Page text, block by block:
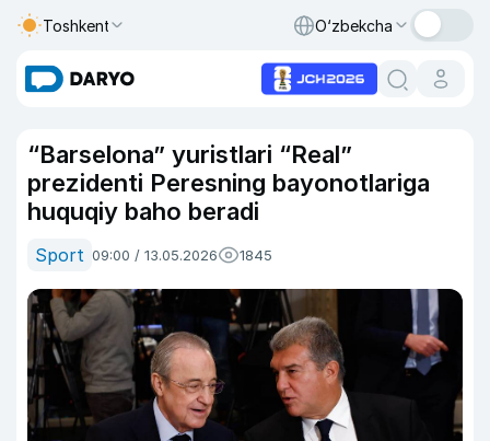
Toshkent O‘zbekcha
“Barselona” yuristlari “Real”
prezidenti Peresning bayonotlariga
huquqiy baho beradi
Sport 09:00 / 13.05.2026 1845